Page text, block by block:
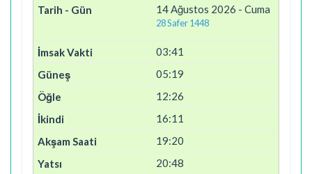
14 Ağustos 2026 - Cuma
28 Safer 1448
03:41
05:19
12:26
16:11
19:20
20:48